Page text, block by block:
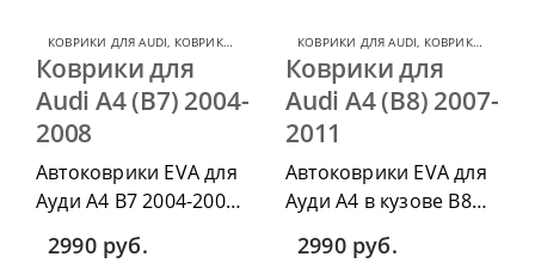
КОВРИКИ ДЛЯ AUDI, КОВРИКИ ДЛЯ AUDI A4
Коврики для
Audi A4 (B7) 2004-
2008
Автоковрики EVA для
Ауди А4 В7 2004-2008
приобрести в
2990 руб.
КОВРИКИ ДЛЯ AUDI, КОВРИКИ ДЛЯ AUDI A4
Коврики для
Audi A4 (B8) 2007-
2011
Автоковрики EVA для
Ауди А4 в кузове В8
приобрести в
2990 руб.